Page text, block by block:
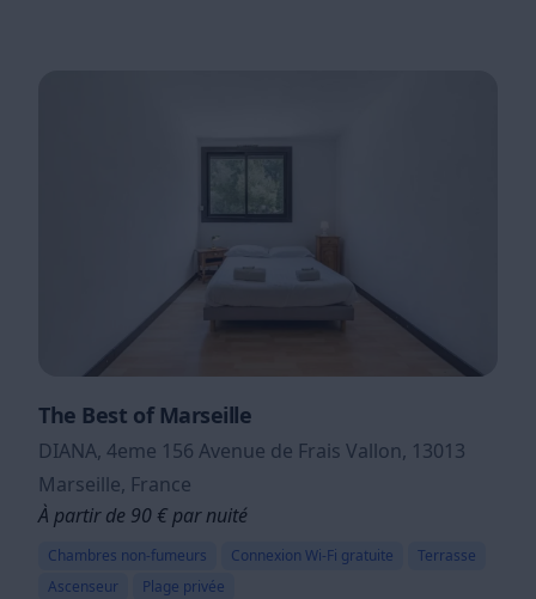
The Best of Marseille
DIANA, 4eme 156 Avenue de Frais Vallon, 13013
Marseille, France
À partir de 90 € par nuité
Chambres non-fumeurs Connexion Wi-Fi gratuite
Terrasse
Ascenseur
Plage privée